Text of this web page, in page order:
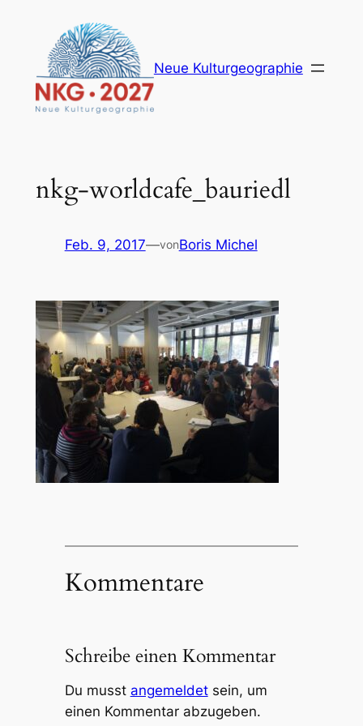
springen
Neue Kulturgeographie
nkg-worldcafe_bauriedl
Feb. 9, 2017—vonBoris Michel
Kommentare
Schreibe einen Kommentar
Du musst angemeldetsein, um
einen Kommentar abzugeben.